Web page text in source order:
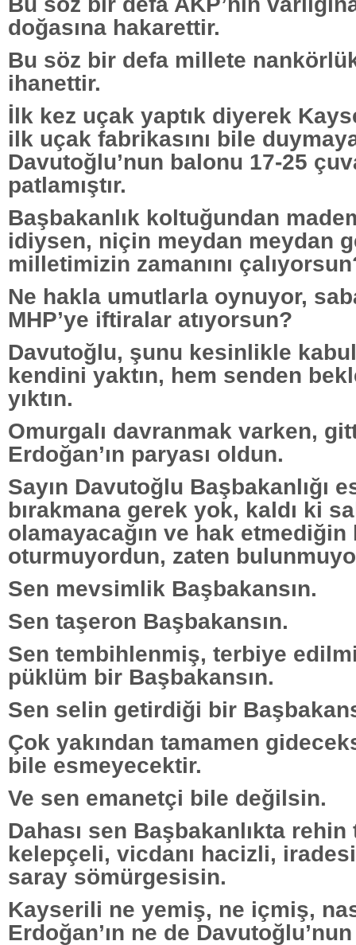
doğasına hakarettir.
Bu söz bir defa millete
ihanettir.
İlk kez uçak yaptık diyerek
ilk uçak fabrikasını bile
Davutoğlu’nun balonu 17-25
patlamıştır.
Başbakanlık koltuğundan
idiysen, niçin meydan meydan
milletimizin zamanını
Ne hakla umutlarla oynuyor,
MHP’ye iftiralar atıyorsun?
Davutoğlu, şunu kesinlikle
kendini yaktın, hem senden
yıktın.
Omurgalı davranmak varken,
Erdoğan’ın paryası oldun.
Sayın Davutoğlu Başbakanlığı
bırakmana gerek yok, kaldı ki
olamayacağın ve hak
oturmuyordun, zaten
Sen mevsimlik Başbakansın.
Sen taşeron Başbakansın.
Sen tembihlenmiş, terbiye
püklüm bir Başbakansın.
Sen selin getirdiği bir
Çok yakından tamamen
bile esmeyecektir.
Ve sen emanetçi bile değilsin.
Dahası sen Başbakanlıkta
kelepçeli, vicdanı hacizli,
saray sömürgesisin.
Kayserili ne yemiş, ne içmiş,
Erdoğan’ın ne de